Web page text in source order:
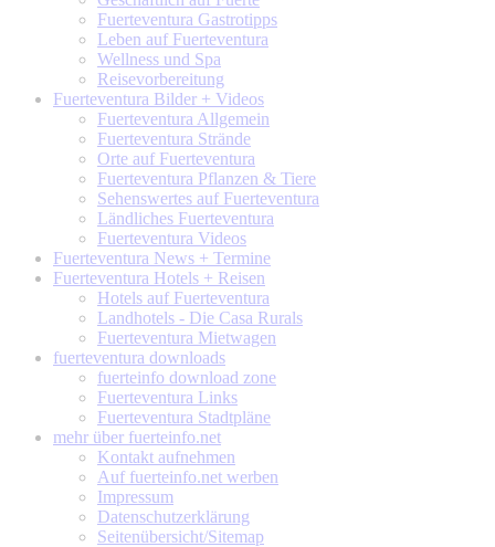
Fuerteventura Gastrotipps
Leben auf Fuerteventura
Wellness und Spa
Reisevorbereitung
Fuerteventura Bilder + Videos
Fuerteventura Allgemein
Fuerteventura Strände
Orte auf Fuerteventura
Fuerteventura Pflanzen & Tiere
Sehenswertes auf Fuerteventura
Ländliches Fuerteventura
Fuerteventura Videos
Fuerteventura News + Termine
Fuerteventura Hotels + Reisen
Hotels auf Fuerteventura
Landhotels - Die Casa Rurals
Fuerteventura Mietwagen
fuerteventura downloads
fuerteinfo download zone
Fuerteventura Links
Fuerteventura Stadtpläne
mehr über fuerteinfo.net
Kontakt aufnehmen
Auf fuerteinfo.net werben
Impressum
Datenschutzerklärung
Seitenübersicht/Sitemap